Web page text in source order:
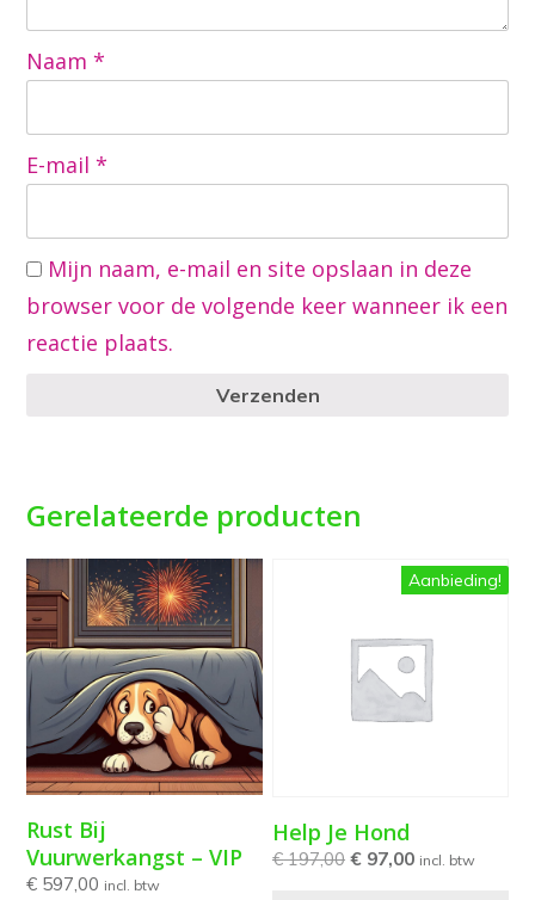
Naam *
E-mail *
Mijn naam, e-mail en site opslaan in deze
browser voor de volgende keer wanneer ik een
reactie plaats.
Verzenden
Gerelateerde producten
Rust Bij
Vuurwerkangst – VIP
€ 597,00 incl. btw
Aanbieding!
Help Je Hond
€197,00 € 97,00 incl. btw